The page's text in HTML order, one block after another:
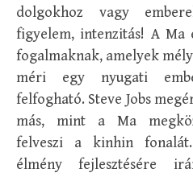
dolgokhoz vagy
figyelem, intenzitás! A Ma
fogalmaknak, amelyek
méri egy nyugati
felfogható. Steve Jobs
más, mint a Ma
felveszi a kinhin
élmény fejlesztésére